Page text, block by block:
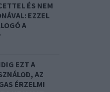
ÉS NEM
EZZEL
A
EZT A
AZ
ÉRZELMI